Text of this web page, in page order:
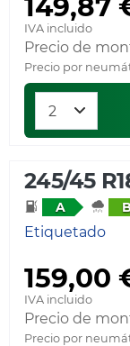
149,87
IVA incluido
Precio de
Precio por
245/45
A
Etiquetado
159,00
IVA incluido
Precio de
Precio por